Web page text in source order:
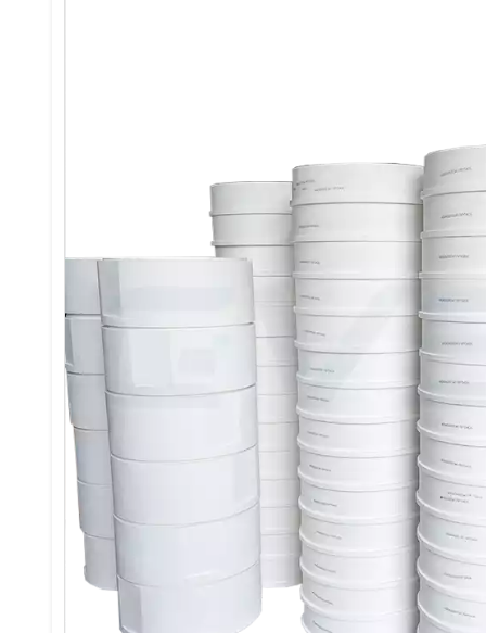
Name: CVSIC-Keramikfaser-Modul
Temperatur: 1050-1600 ℃
Dichte: 160-240 kg/m³
Größe: individuell nach Kundenwunsch
Anpassung der chemischen Zusammensetzung: AL₂O₃, SiO₂, ZrO₂,
Verpackungsanpassung: Karton oder Holzkistenverpackung
Technische Unterstützung: Beratung bei Auswahl, Design und
Marke: CVSIC